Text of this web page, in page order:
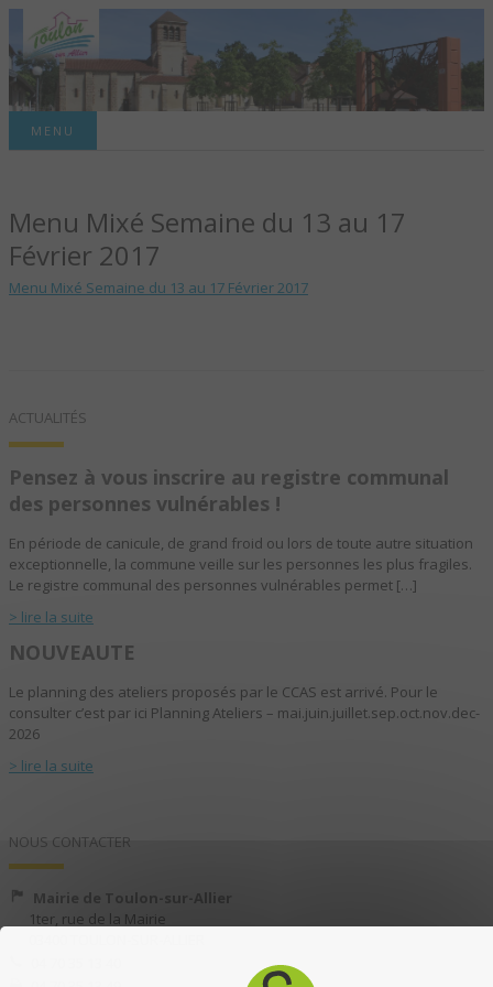
TOULON-SUR-
ALLIER – SITE
OFFICIEL DE LA
MENU
Menu Mixé Semaine du 13 au 17
Février 2017
Menu Mixé Semaine du 13 au 17 Février 2017
ACTUALITÉS
Pensez à vous inscrire au registre communal
des personnes vulnérables !
En période de canicule, de grand froid ou lors de toute autre situation
exceptionnelle, la commune veille sur les personnes les plus fragiles.
Le registre communal des personnes vulnérables permet […]
> lire la suite
NOUVEAUTE
Le planning des ateliers proposés par le CCAS est arrivé. Pour le
consulter c’est par ici Planning Ateliers – mai.juin.juillet.sep.oct.nov.dec-
2026
> lire la suite
NOUS CONTACTER
Mairie de Toulon-sur-Allier
1ter, rue de la Mairie